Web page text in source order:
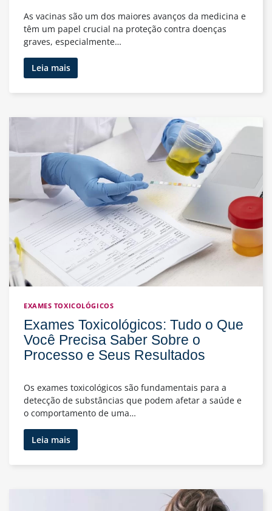
As vacinas são um dos maiores avanços da medicina e
têm um papel crucial na proteção contra doenças
graves, especialmente…
Leia maisA
Importância
das
Iniciais
Bebê:
Proteja
Filho
com
as
Vacinas
Certas
desde
o
Início
EXAMES TOXICOLÓGICOS
Exames Toxicológicos: Tudo o Que
Você Precisa Saber Sobre o
Processo e Seus Resultados
Os exames toxicológicos são fundamentais para a
detecção de substâncias que podem afetar a saúde e
o comportamento de uma…
Leia maisExames
Toxicológicos:
Tudo
Que